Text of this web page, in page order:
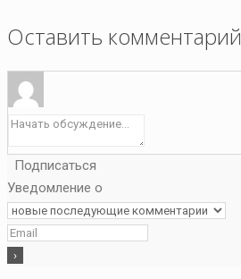
Оставить комментарий
Подписаться
Уведомление о